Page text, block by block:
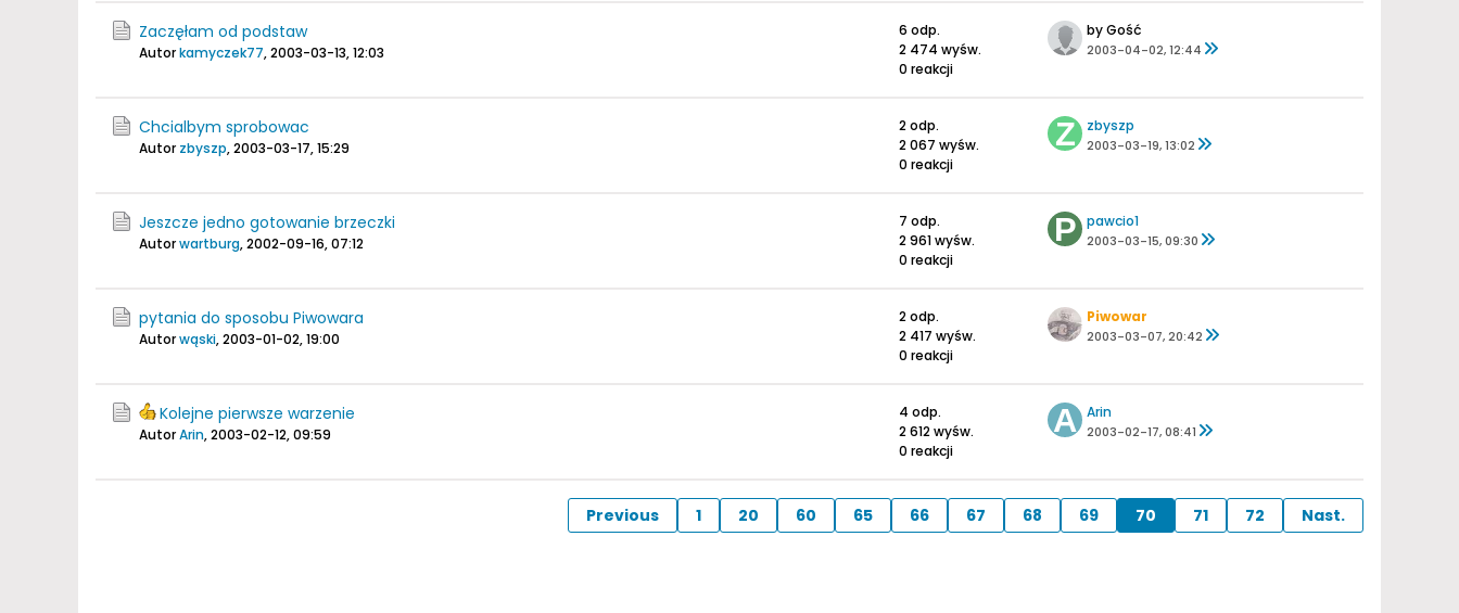
Zaczęłam od podstaw
Autorkamyczek77,2003-03-13, 12:03
6 odp.
2 474 wyśw.
0 reakcji
by Gość
2003-04-02, 12:44
Chcialbym sprobowac
Autor zbyszp,2003-03-17, 15:29
2 odp.
2 067 wyśw.
0 reakcji
zbyszp
2003-03-19, 13:02
Jeszcze jedno gotowanie brzeczki
Autorwartburg,2002-09-16, 07:12
7 odp.
2 961 wyśw.
0 reakcji
pawcio1
2003-03-15, 09:30
pytania do sposobu Piwowara
Autorwąski,2003-01-02, 19:00
2 odp.
2 417 wyśw.
0 reakcji
Piwowar
2003-03-07, 20:42
Kolejne pierwsze warzenie
AutorArin,2003-02-12, 09:59
4 odp.
2 612 wyśw.
0 reakcji
Arin
2003-02-17, 08:41
Previous 1 20 60 65 66 67 68 69 70 71 72 Nast.